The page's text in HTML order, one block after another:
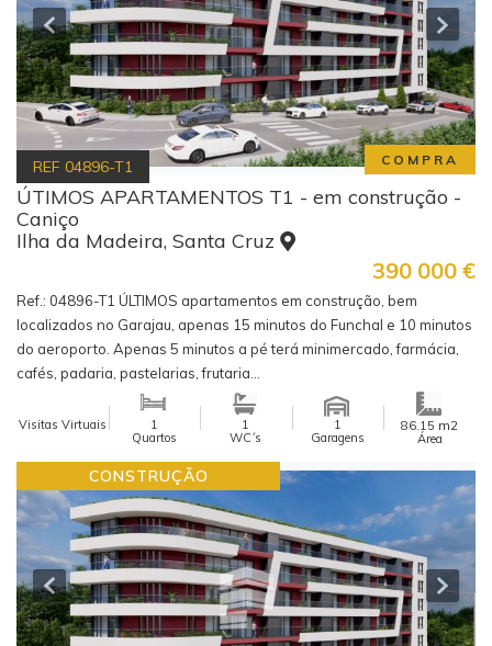
COMPRA
REF 04896-T1
ÚTIMOS APARTAMENTOS T1 - em construção -
Caniço
Ilha da Madeira, Santa Cruz
390 000 €
Ref.: 04896-T1 ÚLTIMOS apartamentos em construção, bem
localizados no Garajau, apenas 15 minutos do Funchal e 10 minutos
do aeroporto. Apenas 5 minutos a pé terá minimercado, farmácia,
cafés, padaria, pastelarias, frutaria...
Visitas Virtuais
1
Quartos
1
WC´s
1
Garagens
86.15 m2
Área
CONSTRUÇÃO